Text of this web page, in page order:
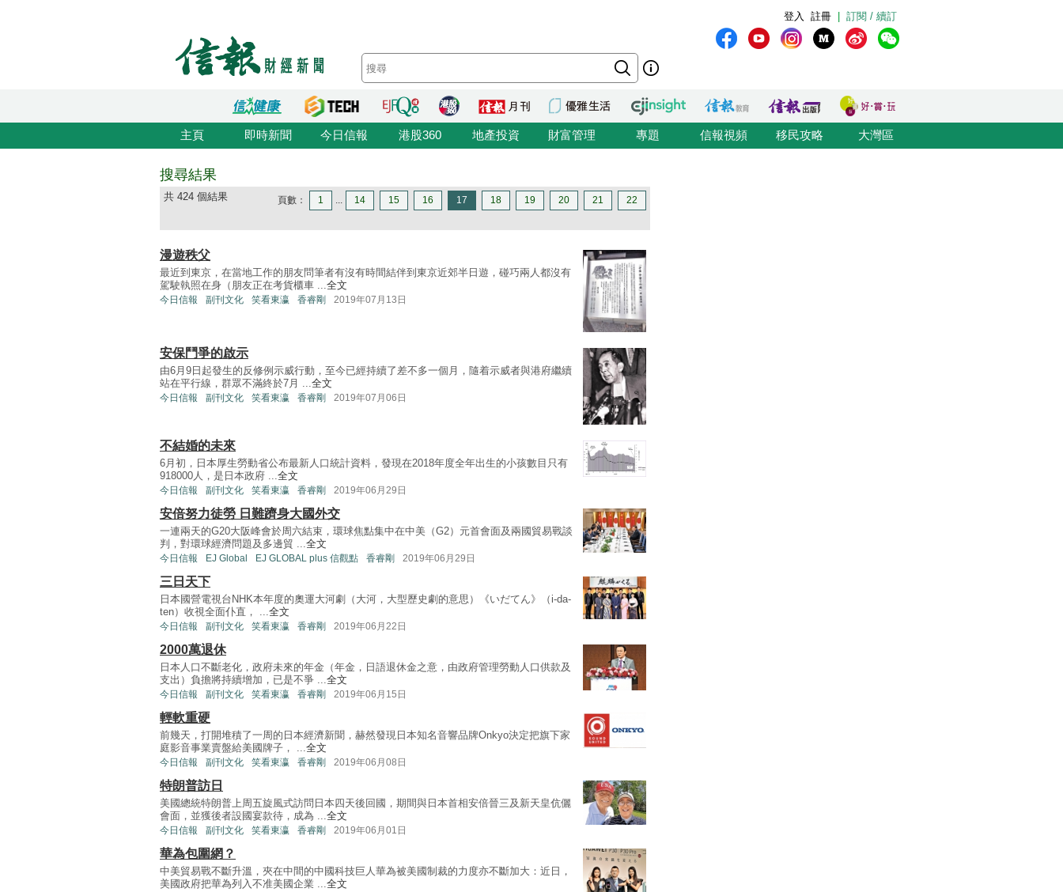
訂閱 / 續訂
註冊
登入
主頁 即時新聞 今日信報 港股360 地產投資 財富管理 專題 信報視頻 移民攻略 大灣區
搜尋結果
共 424 個結果 頁數： 1 ... 14 15 16 17 18 19 20 21 22
漫遊秩父
最近到東京，在當地工作的朋友問筆者有沒有時間結伴到東京近郊半日遊，碰巧兩人都沒有
駕駛執照在身（朋友正在考貨櫃車 ...全文
今日信報 副刊文化 笑看東瀛 香睿剛 2019年07月13日
安保鬥爭的啟示
由6月9日起發生的反修例示威行動，至今已經持續了差不多一個月，隨着示威者與港府繼續
站在平行線，群眾不滿終於7月 ... 全文
今日信報 副刊文化 笑看東瀛 香睿剛 2019年07月06日
不結婚的未來
6月初，日本厚生勞動省公布最新人口統計資料，發現在2018年度全年出生的小孩數目只有
918000人，是日本政府 ...全文
今日信報 副刊文化 笑看東瀛 香睿剛 2019年06月29日
安倍努力徒勞 日難躋身大國外交
一連兩天的G20大阪峰會於周六結束，環球焦點集中在中美（G2）元首會面及兩國貿易戰談
判，對環球經濟問題及多邊貿 ...全文
今日信報 EJ Global EJ GLOBAL plus 信觀點 香睿剛 2019年06月29日
三日天下
日本國營電視台NHK本年度的奧運大河劇（大河，大型歷史劇的意思）《いだてん》（i-da-
ten）收視全面仆直， ...全文
今日信報 副刊文化 笑看東瀛 香睿剛 2019年06月22日
2000萬退休
日本人口不斷老化，政府未來的年金（年金，日語退休金之意，由政府管理勞動人口供款及
支出）負擔將持續增加，已是不爭 ...全文
今日信報 副刊文化 笑看東瀛 香睿剛 2019年06月15日
輕軟重硬
前幾天，打開堆積了一周的日本經濟新聞，赫然發現日本知名音響品牌Onkyo決定把旗下家
庭影音事業賣盤給美國牌子， ...全文
今日信報 副刊文化 笑看東瀛 香睿剛 2019年06月08日
特朗普訪日
美國總統特朗普上周五旋風式訪問日本四天後回國，期間與日本首相安倍晉三及新天皇伉儷
會面，並獲後者設國宴款待，成為 ...全文
今日信報 副刊文化 笑看東瀛 香睿剛 2019年06月01日
華為包圍網？
中美貿易戰不斷升溫，夾在中間的中國科技巨人華為被美國制裁的力度亦不斷加大：近日，
美國政府把華為列入不准美國企業 ...全文